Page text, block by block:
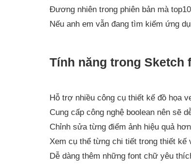
Đương nhiên trong phiên bản mà
Nếu anh em vẫn đang tìm kiếm ứng
Tính năng trong Sketch
Hỗ trợ nhiều công cụ thiết kế đồ họa
Cung cấp công nghệ boolean nên sẽ
Chỉnh sửa từng điểm ảnh hiệu quả
Xem cụ thể từng chi tiết trong thiết kế
Dễ dàng thêm những font chữ yêu